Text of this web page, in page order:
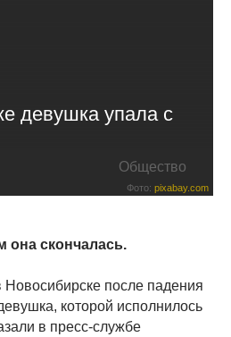
девушка упала с
Общество
Фото: pixabay.com
она скончалась.
Новосибирске после падения
которой исполнилось
в пресс-службе